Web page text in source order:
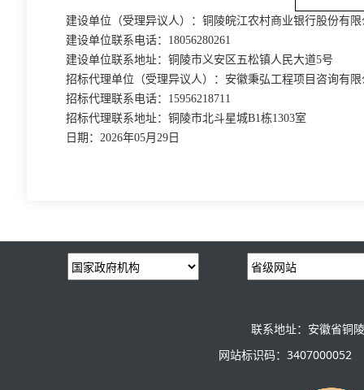
建设单位（受理异议人）： 铜陵皖江农村商业银行股份有限
建设单位联系电话： 18056280261
建设单位联系地址： 铜陵市义安区五松镇人民大道5号
招标代理单位（受理异议人）： 安徽秉弘工程项目咨询有限
招标代理联系电话： 15956218711
招标代理联系地址： 铜陵市北斗星城B1栋1303室
日期： 2026年05月 29 日
联系地址：安徽省铜
网站标识码：3407000052